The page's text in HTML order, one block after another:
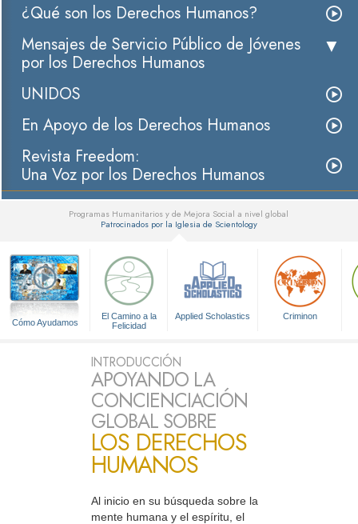
¿Qué son los Derechos Humanos?
Mensajes de Servicio Público de Jóvenes
por los Derechos Humanos
UNIDOS
En Apoyo de los Derechos Humanos
Revista Freedom:
Una Voz por los Derechos Humanos
Programas Humanitarios y de Mejora Social a nivel global
Patrocinados por la Iglesia de Scientology
Cómo Ayudamos
El Camino a la
Felicidad
Applied Scholastics Criminon
INTRODUCCIÓN
APOYANDO LA
CONCIENCIACIÓN
GLOBAL SOBRE
LOS DERECHOS
HUMANOS
Al inicio en su búsqueda sobre la
mente humana y el espíritu, el